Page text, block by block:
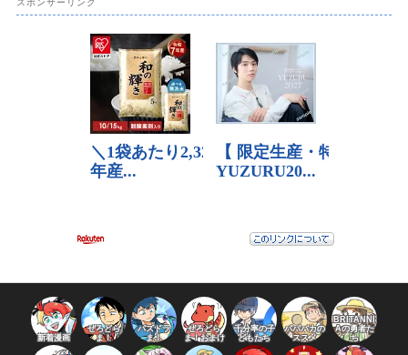
スポンサーリンク
新着漫画
ぜろどら
ま！
パズドラ
ま！
ぜろどら
ま！おまけ
千分率の子
どもたち
パパバカの
ススメ
BRITANNI
Aの勇者た
ち